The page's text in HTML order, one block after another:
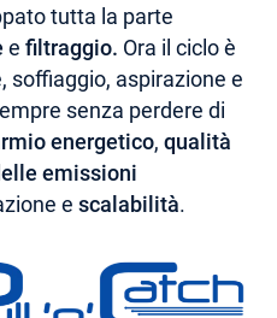
tutta la parte
e filtraggio. Ora il ciclo è
soffiaggio, aspirazione e
senza perdere di
energetico, qualità
emissioni
e scalabilità.